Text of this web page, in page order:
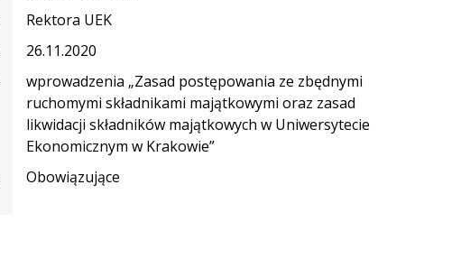
Rektora UEK
26.11.2020
wprowadzenia „Zasad postępowania ze zbędnymi
ruchomymi składnikami majątkowymi oraz zasad
likwidacji składników majątkowych w Uniwersytecie
Ekonomicznym w Krakowie”
Obowiązujące